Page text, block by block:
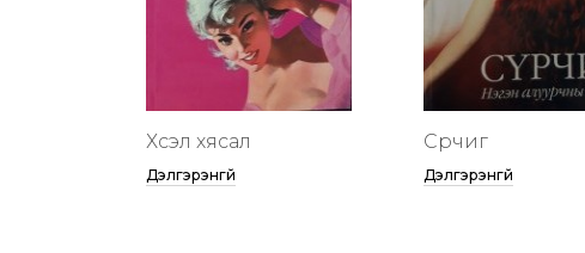
Хүсэл хясал
Дэлгэрэнгүй
Сүрчиг
Дэлгэрэнгүй